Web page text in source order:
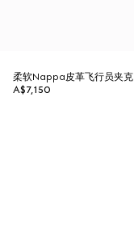
柔软Nappa皮革飞行员夹克
A$7,150